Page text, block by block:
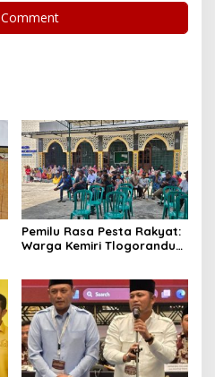
Pemilu Rasa Pesta Rakyat:
Warga Kemiri Tlogorandu
Prize Menarik!